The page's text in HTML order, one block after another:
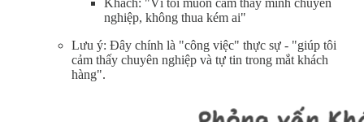
Khách: "Vì tôi muốn cảm thấy mình chuyên
nghiệp, không thua kém ai"
Lưu ý: Đây chính là "công việc" thực sự - "giúp tôi
cảm thấy chuyên nghiệp và tự tin trong mắt khách
hàng".